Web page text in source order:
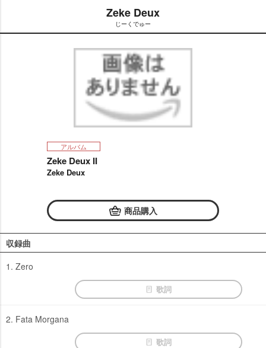
Zeke Deux
じーくでゅー
アルバム
Zeke Deux II
Zeke Deux
商品購入
収録曲
1. Zero
歌詞
2. Fata Morgana
歌詞